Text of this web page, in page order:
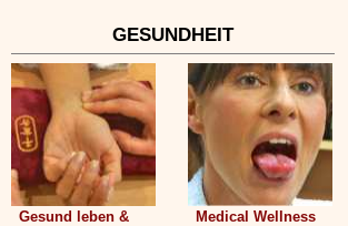
GESUNDHEIT
Gesund leben &
Medical Wellness